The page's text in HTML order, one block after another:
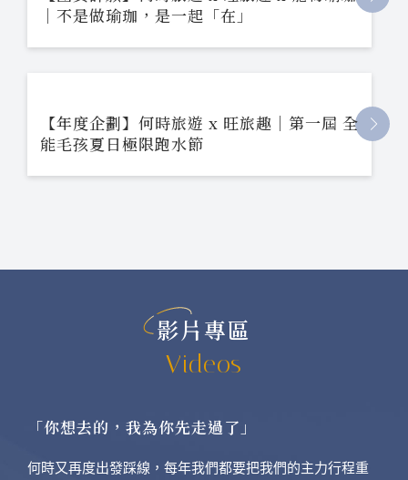
｜不是做瑜珈，是一起「在」
【年度企劃】何時旅遊 x 旺旅趣｜第一屆 全
能毛孩夏日極限跑水節
影片專區
Videos
「你想去的，我為你先走過了」
何時又再度出發踩線，每年我們都要把我們的主力行程重